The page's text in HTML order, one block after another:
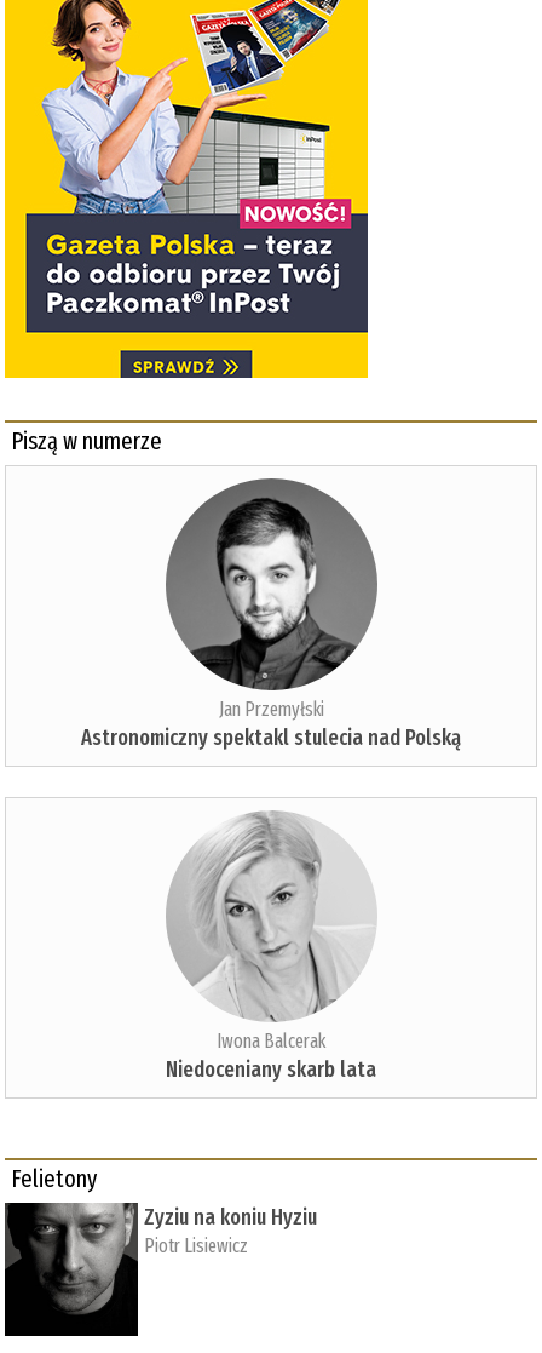
Piszą w numerze
Jan Przemyłski
Astronomiczny spektakl stulecia nad Polską
Iwona Balcerak
Niedoceniany skarb lata
Felietony
Zyziu na koniu Hyziu
Piotr Lisiewicz